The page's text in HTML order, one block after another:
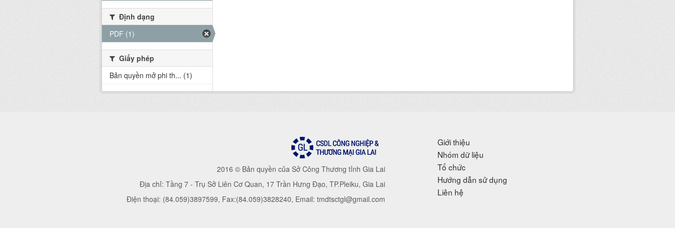
Định dạng
PDF (1)
Giấy phép
Bản quyền mở phi th... (1)
2016 © Bản quyền của Sở Công Thương tỉnh Gia Lai
Địa chỉ: Tầng 7 - Trụ Sở Liên Cơ Quan, 17 Trần Hưng Đạo, TP.Pleiku, Gia Lai
Điện thoại: (84.059)3897599, Fax:(84.059)3828240, Email: tmdtsctgl@gmail.com
Giới thiệu
Nhóm dữ liệu
Tổ chức
Hướng dẫn sử dụng
Liên hệ